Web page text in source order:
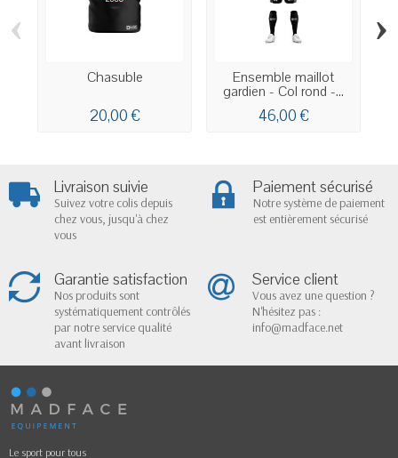
Chasuble
20,00 €
Ensemble maillot
gardien - Col rond -...
46,00 €
‹ ›
Livraison suivie
Suivez votre colis depuis
chez vous, jusqu'à chez
vous
Paiement sécurisé
Notre système de paiement
est entièrement sécurisé
Garantie satisfaction
Nos produits sont
systématiquement contrôlés
par notre service qualité
avant livraison
Service client
Vous avez une question ?
N'hésitez pas :
info@madface.net
Le sport pour tous